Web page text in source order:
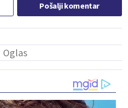
Pošalji komentar